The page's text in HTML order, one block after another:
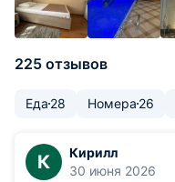
225 отзывов
Еда 28 Номера 26
К
Кирилл
30 июня 2026